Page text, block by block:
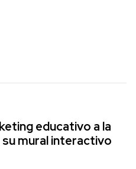
educativo a la
su mural interactivo